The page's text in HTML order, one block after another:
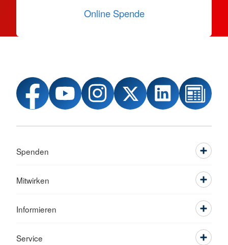
Online Spende
Spenden
Mitwirken
Informieren
Service